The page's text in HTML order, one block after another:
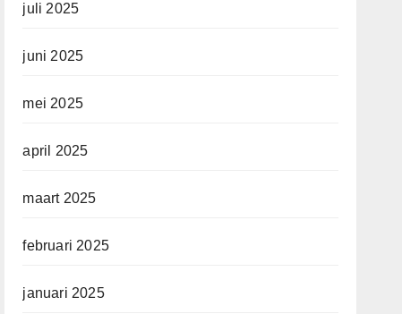
juli 2025
juni 2025
mei 2025
april 2025
maart 2025
februari 2025
januari 2025